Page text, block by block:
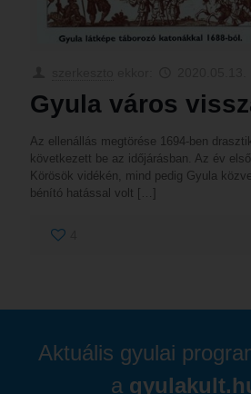
Gyula város
Az ellenállás megtörése 1694-ben
következett be az időjárásban. Az év
Körösök vidékén, mind pedig Gyula
bénító hatással volt […]
Aktuális gyulai
a